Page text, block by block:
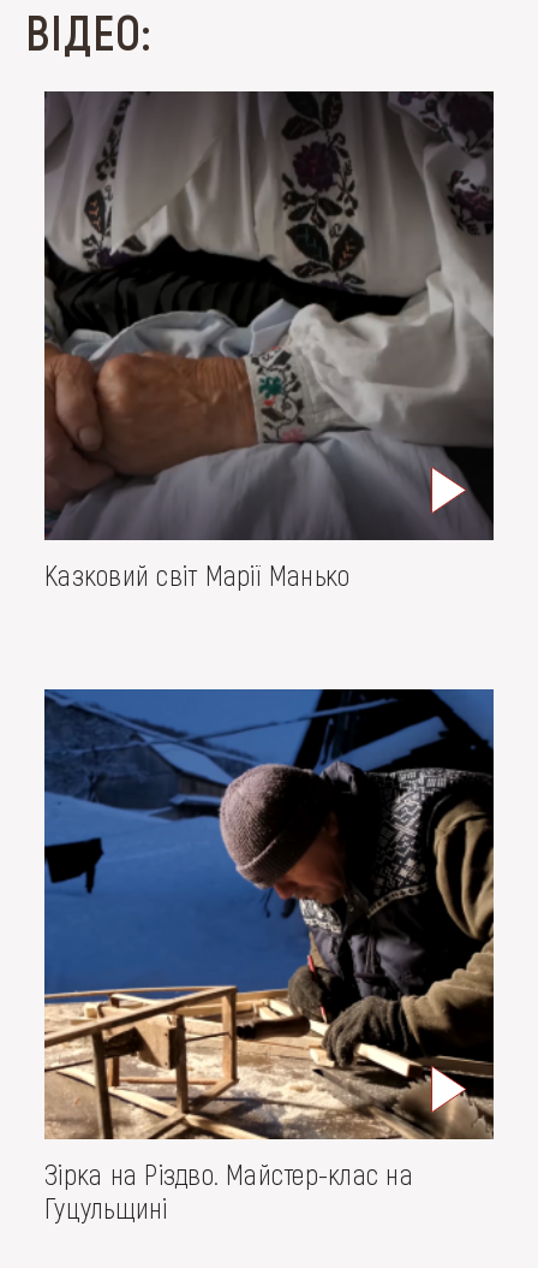
ВІДЕО:
Казковий світ Марії Манько
Зірка на Різдво. Майстер-клас на
Гуцульщині